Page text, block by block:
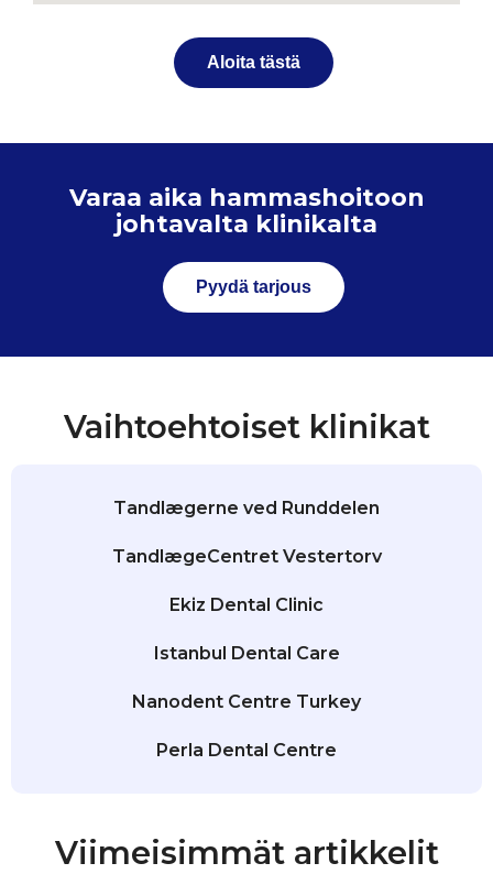
Aloita tästä
Varaa aika hammashoitoon
johtavalta klinikalta
Pyydä tarjous
Vaihtoehtoiset klinikat
Tandlægerne ved Runddelen
TandlægeCentret Vestertorv
Ekiz Dental Clinic
Istanbul Dental Care
Nanodent Centre Turkey
Perla Dental Centre
Viimeisimmät artikkelit